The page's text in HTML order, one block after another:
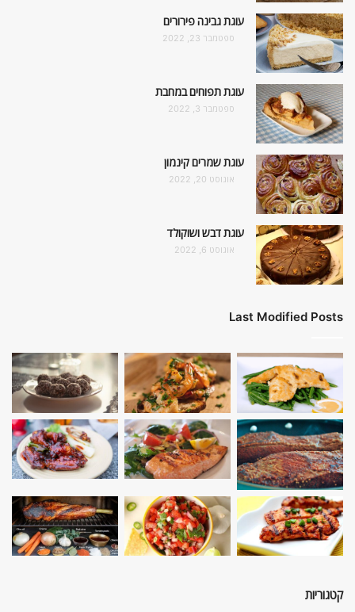
עוגת גבינה פירורים
ספטמבר 23, 2022
עוגת תפוחים במחבת
ספטמבר 3, 2022
עוגת שמרים קינמון
אוגוסט 20, 2022
עוגת דבש ושוקולד
אוגוסט 6, 2022
Last Modified Posts
קטגוריות